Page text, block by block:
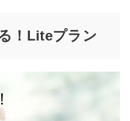
！Liteプラン